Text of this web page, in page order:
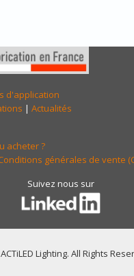
d'application
| Actualités
acheter ?
générales de vente
Suivez nous sur
Lighting. All Rights